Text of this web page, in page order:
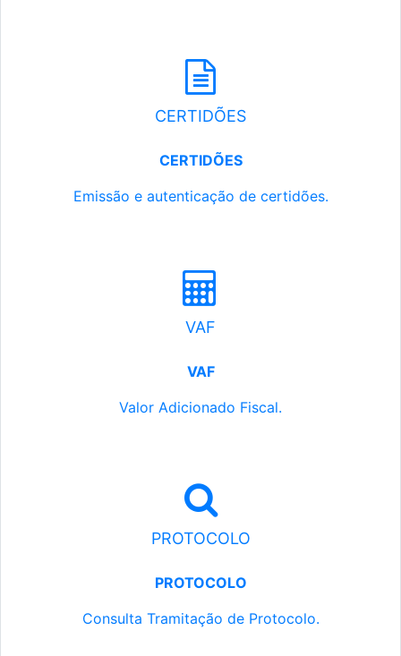
CERTIDÕES
CERTIDÕES
Emissão e autenticação de certidões.
VAF
VAF
Valor Adicionado Fiscal.
PROTOCOLO
PROTOCOLO
Consulta Tramitação de Protocolo.